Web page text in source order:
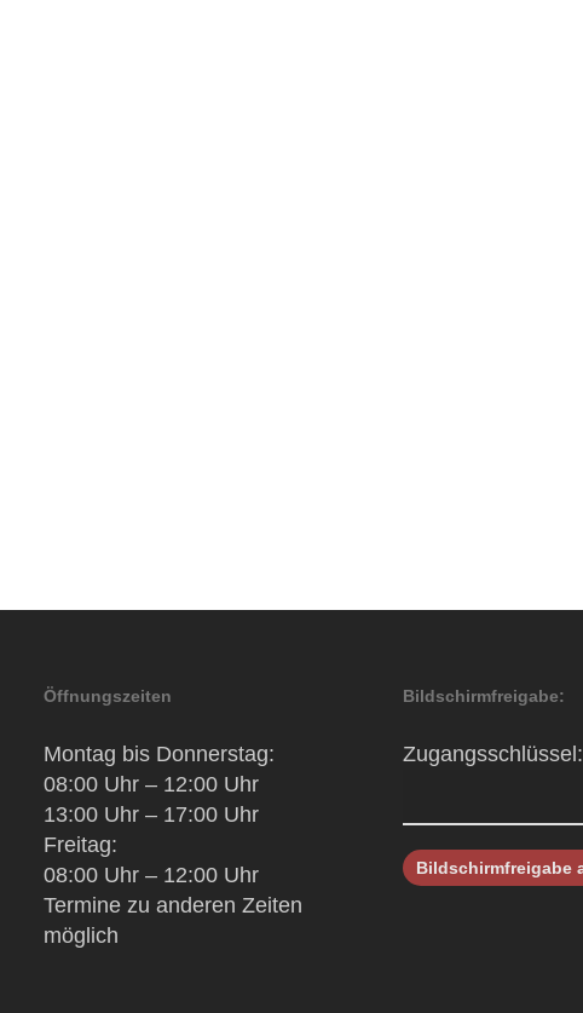
Öffnungszeiten
Montag bis Donnerstag:
08:00 Uhr – 12:00 Uhr
13:00 Uhr – 17:00 Uhr
Freitag:
08:00 Uhr – 12:00 Uhr
Termine zu anderen Zeiten
möglich
Bildschirmfreigabe:
Zugangsschlüssel: